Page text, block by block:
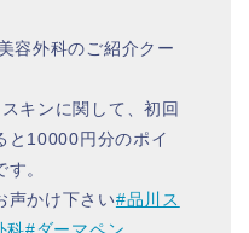
容外科のご紹介クー
キンに関して、初回
と10000円分のポイ
。
声かけ下さい#品川ス